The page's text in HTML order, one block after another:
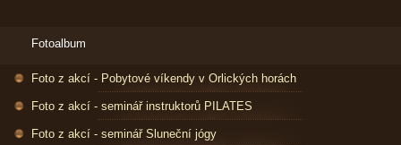
Fotoalbum
Foto z akcí - Pobytové víkendy v Orlických horách
Foto z akcí - seminář instruktorů PILATES
Foto z akcí - seminář Sluneční jógy